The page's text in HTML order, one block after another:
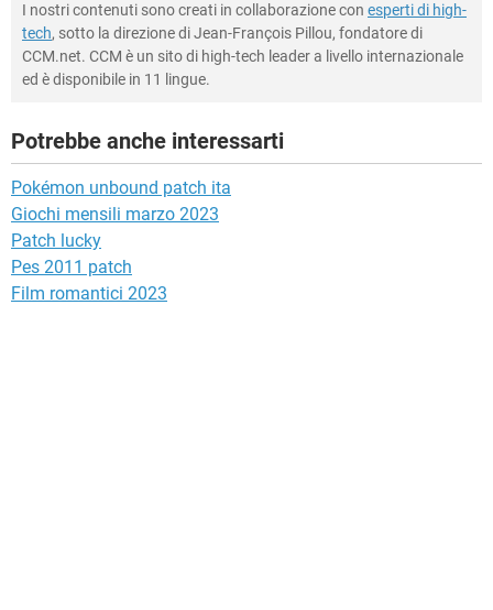
I nostri contenuti sono creati in collaborazione con esperti di high-
tech, sotto la direzione di Jean-François Pillou, fondatore di
CCM.net. CCM è un sito di high-tech leader a livello internazionale
ed è disponibile in 11 lingue.
Potrebbe anche interessarti
Pokémon unbound patch ita
Giochi mensili marzo 2023
Patch lucky
Pes 2011 patch
Film romantici 2023